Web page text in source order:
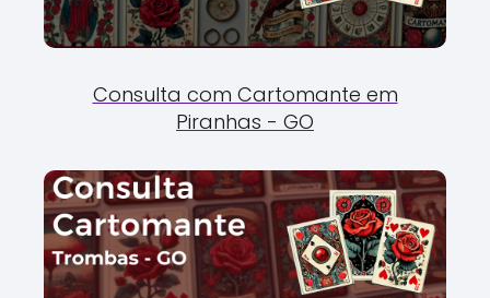
Consulta com Cartomante em
Piranhas - GO